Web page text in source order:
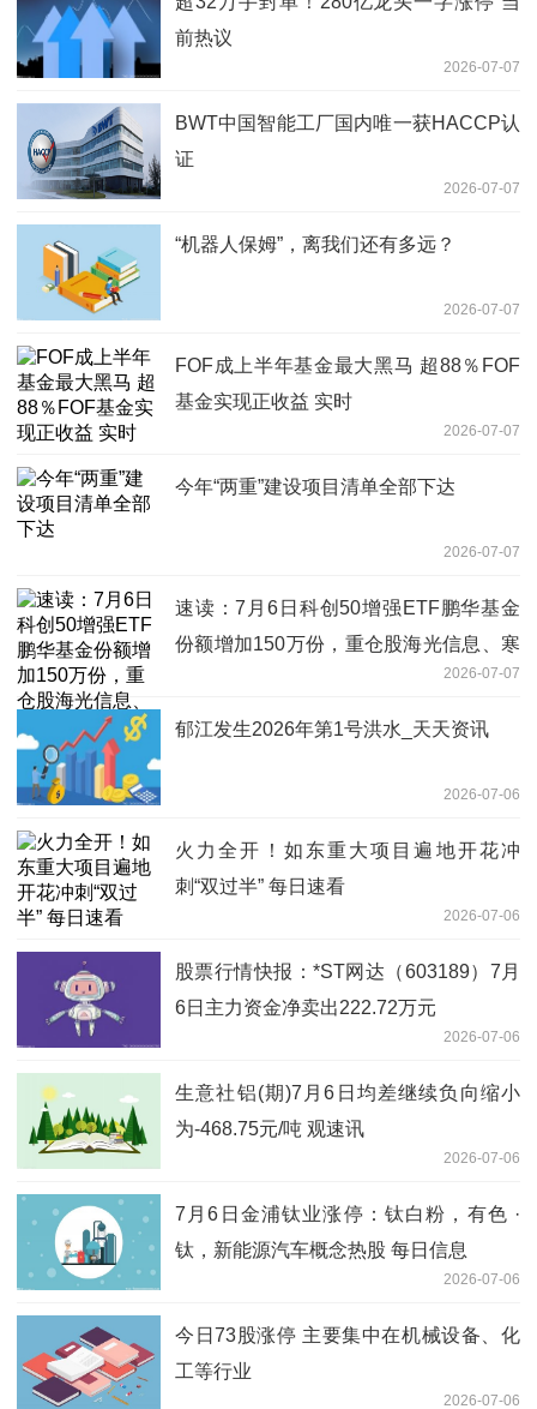
前热议
2026-07-07
BWT中国智能工厂国内唯一获HACCP认
证
2026-07-07
“机器人保姆”，离我们还有多远？
2026-07-07
FOF成上半年基金最大黑马 超88％FOF
基金实现正收益 实时
2026-07-07
今年“两重”建设项目清单全部下达
2026-07-07
速读：7月6日科创50增强ETF鹏华基金
份额增加150万份，重仓股海光信息、寒
2026-07-07
郁江发生2026年第1号洪水_天天资讯
2026-07-06
火力全开！如东重大项目遍地开花冲
刺“双过半” 每日速看
2026-07-06
股票行情快报：*ST网达（603189）7月
6日主力资金净卖出222.72万元
2026-07-06
生意社铝(期)7月6日均差继续负向缩小
为-468.75元/吨 观速讯
2026-07-06
7月6日金浦钛业涨停：钛白粉，有色 ·
钛，新能源汽车概念热股 每日信息
2026-07-06
今日73股涨停 主要集中在机械设备、化
工等行业
2026-07-06